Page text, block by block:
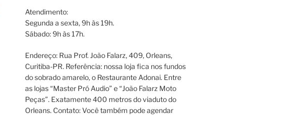
Atendimento:
Segunda a sexta, 9h às 19h.
Sábado: 9h às 17h.
Endereço: Rua Prof. João Falarz, 409, Orleans,
Curitiba-PR. Referência: nossa loja fica nos fundos
do sobrado amarelo, o Restaurante Adonai. Entre
as lojas “Master Pró Audio” e “João Falarz Moto
Peças”. Exatamente 400 metros do viaduto do
Orleans. Contato: Você também pode agendar